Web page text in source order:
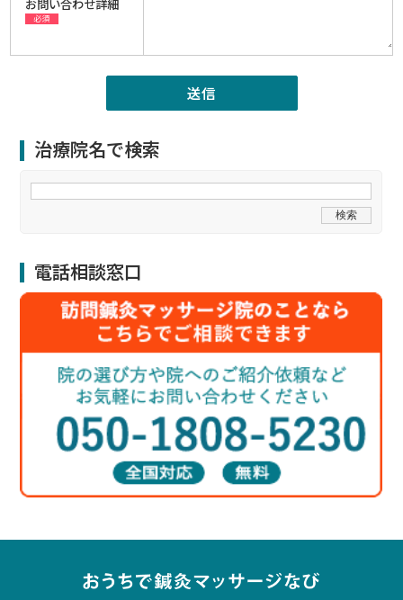
お問い合わせ詳細
必須
治療院名で検索
電話相談窓口